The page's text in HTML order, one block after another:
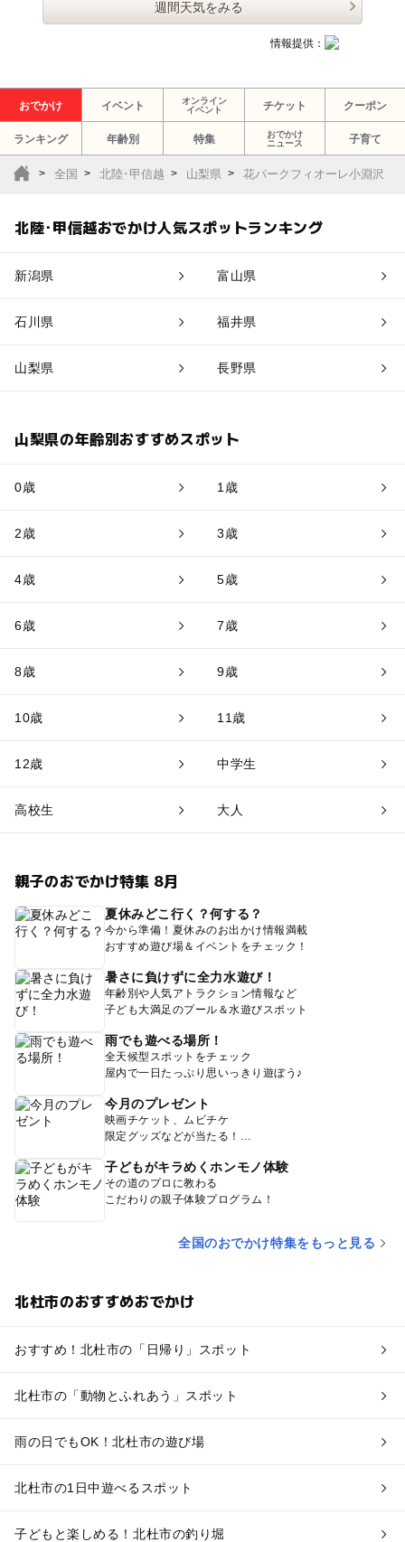
週間天気をみる
情報提供：
おでかけ イベント
オンライン
イベント
チケット クーポン
ランキング 年齢別 特集
おでかけ
ニュース
子育て
全国 北陸･甲信越 山梨県 花パークフィオーレ小淵沢
北陸･甲信越おでかけ人気スポットランキング
新潟県 富山県
石川県 福井県
山梨県 長野県
山梨県の年齢別おすすめスポット
0歳 1歳
2歳 3歳
4歳 5歳
6歳 7歳
8歳 9歳
10歳 11歳
12歳 中学生
高校生 大人
親子のおでかけ特集 8月
夏休みどこ行く？何する？
今から準備！夏休みのお出かけ情報満載
おすすめ遊び場＆イベントをチェック！
暑さに負けずに全力水遊び！
年齢別や人気アトラクション情報など
子ども大満足のプール＆水遊びスポット
雨でも遊べる場所！
全天候型スポットをチェック
屋内で一日たっぷり思いっきり遊ぼう♪
今月のプレゼント
映画チケット、ムビチケ
限定グッズなどが当たる！
子どもがキラめくホンモノ体験
その道のプロに教わる
こだわりの親子体験プログラム！
全国のおでかけ特集をもっと見る
北杜市のおすすめおでかけ
おすすめ！北杜市の「日帰り」スポット
北杜市の「動物とふれあう」スポット
雨の日でもOK！北杜市の遊び場
北杜市の1日中遊べるスポット
子どもと楽しめる！北杜市の釣り堀